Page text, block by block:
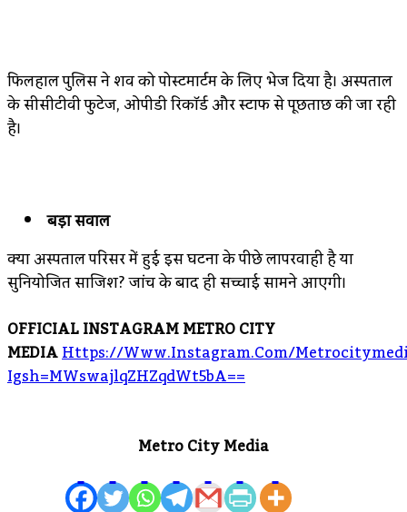
फिलहाल पुलिस ने शव को पोस्टमार्टम के लिए भेज दिया है। अस्पताल
के सीसीटीवी फुटेज, ओपीडी रिकॉर्ड और स्टाफ से पूछताछ की जा रही
है।
बड़ा सवाल
क्या अस्पताल परिसर में हुई इस घटना के पीछे लापरवाही है या
सुनियोजित साजिश? जांच के बाद ही सच्चाई सामने आएगी।
OFFICIAL INSTAGRAM METRO CITY
MEDIAHttps://www.instagram.com/
Igsh=MWswajlqZHZqdWt5bA==
Metro City Media